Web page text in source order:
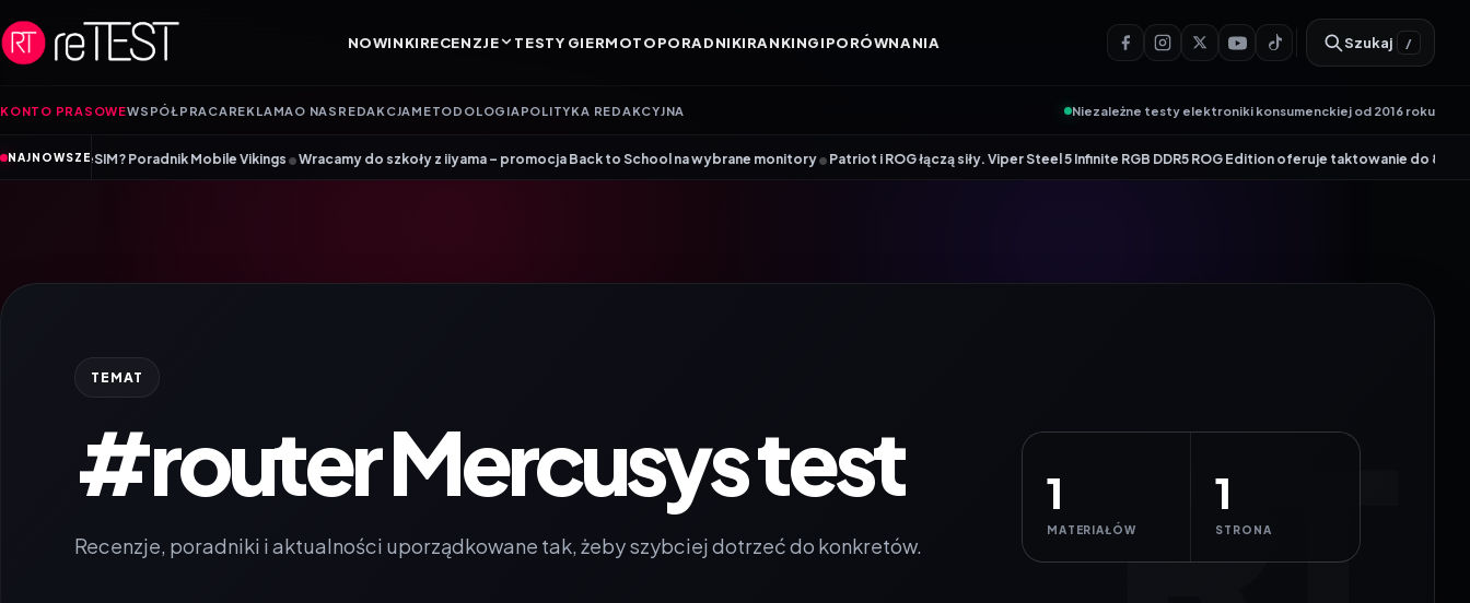
NOWINKIRECENZJE TESTY GIERMOTOPORADNIKIRANKINGIPORÓWNANIA Szukaj /
KONTO PRASOWEWSPÓŁPRACA REKLAMA O NAS REDAKCJA METODOLOGIA POLITYKA REDAKCYJNA Niezależne testy elektroniki konsumenckiej od 2016 roku
NAJNOWSZE
Poradnik Mobile Vikings•Wracamy do szkoły z iiyama – promocja Back to School na wybrane monitory•Patriot i ROG łączą siły. Viper Steel 5 Infinite RGB DDR5 ROG Edition oferuje taktowanie do 8600 MT/s•
TEMAT
#router Mercusys test
Recenzje, poradniki i aktualności uporządkowane tak, żeby szybciej dotrzeć do konkretów.
1
MATERIAŁÓW
1
STRONA